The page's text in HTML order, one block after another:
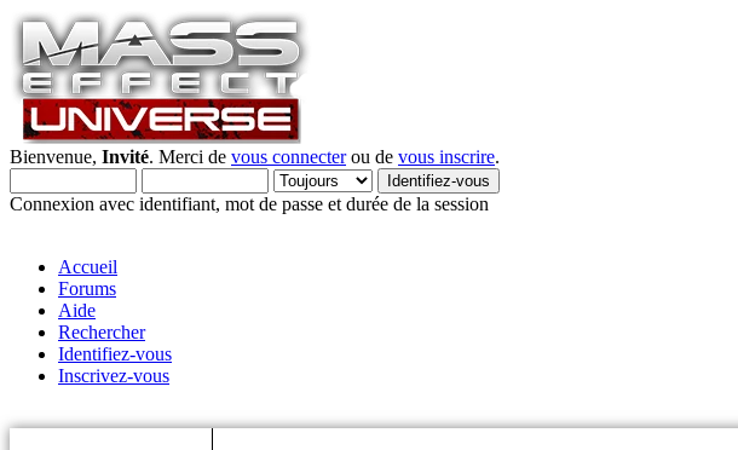
Bienvenue, Invité. Merci de vous connecterou de vous inscrire.
Connexion avec identifiant, mot de passe et durée de la session
Accueil
Forums
Aide
Rechercher
Identifiez-vous
Inscrivez-vous